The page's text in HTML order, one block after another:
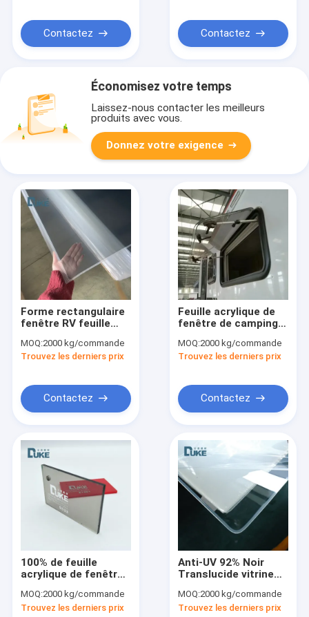
Contactez Contactez
Économisez votre temps
Laissez-nous contacter les meilleurs
produits avec vous.
Donnez votre exigence
Forme rectangulaire
fenêtre RV feuille
résistance aux
intempéries 3 mm
MOQ:2000 kg/commande
Trouvez les derniers prix
Contactez
Feuille acrylique de
fenêtre de camping-
vie avec une
protection UV
MOQ:2000 kg/commande
Trouvez les derniers prix
Contactez
100% de feuille
acrylique de fenêtre
tourisme de
Mitsubishi PMMA
MOQ:2000 kg/commande
Trouvez les derniers prix
Anti-UV 92% Noir
Translucide vitrine
tourisme feuille
acrylique 1.20g/Cm3
MOQ:2000 kg/commande
Trouvez les derniers prix